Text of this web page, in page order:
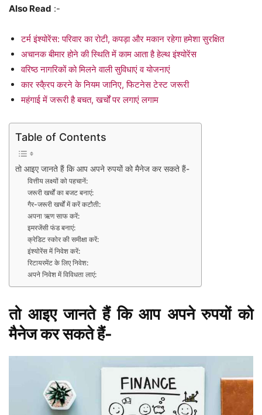
Also Read :-
टर्म इंश्योरेंस: परिवार का रोटी, कपड़ा और मकान रहेगा हमेशा सुरक्षित
अचानक बीमार होने की स्थिति में काम आता है हेल्थ इंश्योरेंस
वरिष्ठ नागरिकों को मिलने वाली सुविधाएं व योजनाएं
कार स्कै्रप करने के नियम जानिए, फिटनेस टेस्ट जरूरी
महंगाई में जरूरी है बचत, खर्चों पर लगाएं लगाम
Table of Contents
तो आइए जानते हैं कि आप अपने रुपयों को मैनेज कर सकते हैं-
वित्तीय लक्ष्यों को पहचानें:
जरूरी खर्चों का बजट बनाएं:
गैर-जरूरी खर्चों में करें कटौती:
अपना ऋण साफ करें:
इमरजेंसी फंड बनाएं:
क्रेडिट स्कोर की समीक्षा करें:
इंश्योरेंस में निवेश करें:
रिटायरमेंट के लिए निवेश:
अपने निवेश में विविधता लाएं:
तो आइए जानते हैं कि आप अपने रुपयों को
मैनेज कर सकते हैं-